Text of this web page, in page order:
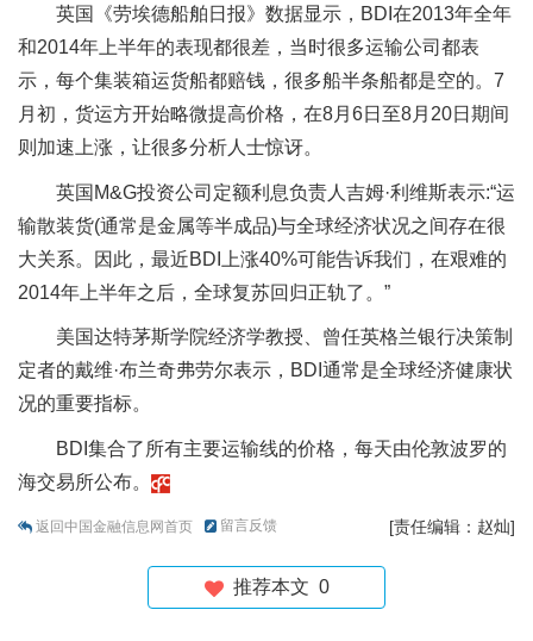
英国《劳埃德船舶日报》数据显示，BDI在2013年全年
和2014年上半年的表现都很差，当时很多运输公司都表
示，每个集装箱运货船都赔钱，很多船半条船都是空的。7
月初，货运方开始略微提高价格，在8月6日至8月20日期间
则加速上涨，让很多分析人士惊讶。
英国M&G投资公司定额利息负责人吉姆·利维斯表示:“运
输散装货(通常是金属等半成品)与全球经济状况之间存在很
大关系。因此，最近BDI上涨40%可能告诉我们，在艰难的
2014年上半年之后，全球复苏回归正轨了。”
美国达特茅斯学院经济学教授、曾任英格兰银行决策制
定者的戴维·布兰奇弗劳尔表示，BDI通常是全球经济健康状
况的重要指标。
BDI集合了所有主要运输线的价格，每天由伦敦波罗的
海交易所公布。
返回中国金融信息网首页 留言反馈 [责任编辑：赵灿]
推荐本文 0